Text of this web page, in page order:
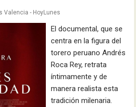
Valencia - HoyLunes
El documental, que se
centra en la figura del
torero peruano Andrés
Roca Rey, retrata
íntimamente y de
manera realista esta
tradición milenaria.